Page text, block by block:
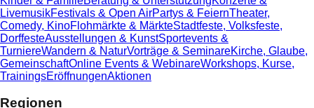
LivemusikFestivals & Open AirPartys & FeiernTheater,
Comedy, KinoFlohmärkte & MärkteStadtfeste, Volksfeste,
DorffesteAusstellungen & KunstSportevents &
TurniereWandern & NaturVorträge & SeminareKirche, Glaube,
GemeinschaftOnline Events & WebinareWorkshops, Kurse,
TrainingsEröffnungenAktionen
Regionen